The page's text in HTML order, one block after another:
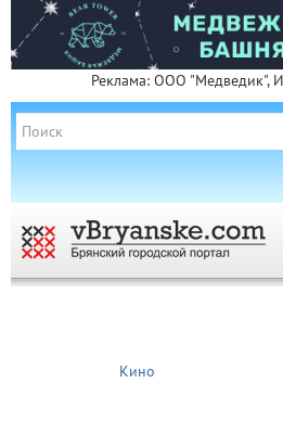
Реклама: ООО "Медведик",
Кино